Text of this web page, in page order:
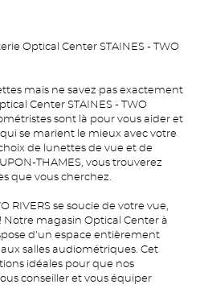
Optical Center STAINES - TWO
mais ne savez pas exactement
Center STAINES - TWO
sont là pour vous aider et
se marient le mieux avec votre
de lunettes de vue et de
THAMES, vous trouverez
que vous cherchez.
RIVERS se soucie de votre vue,
Notre magasin Optical Center à
d'un espace entièrement
salles audiométriques. Cet
idéales pour que nos
conseiller et vous équiper